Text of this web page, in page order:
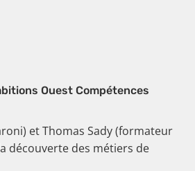
Ouest Compétences
et Thomas Sady (formateur
découverte des métiers de